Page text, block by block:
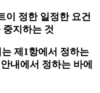
정한 일정한 요건
중지하는 것
제1항에서 정하는
내에서 정하는 바에